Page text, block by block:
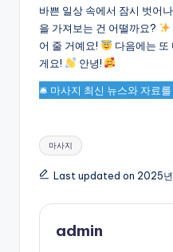
바쁜 일상 속에서 잠시 벗어
을 가져보는 건 어떨까요?
어 줄 거예요!
다음에는 또
게요!
안녕!
🛎 마사지 최신 뉴스와 자료
Tags:
마사지
Last updated on 2025년
admin